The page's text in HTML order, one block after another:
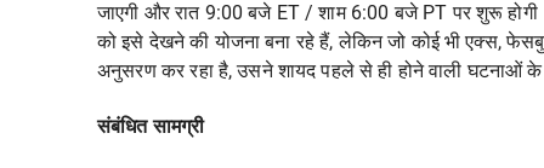
जाएगी औररात 9:00 बजे ET / शाम 6:00 बजे PT पर शुरू
को इसे देखने की योजना बना रहे हैं, लेकिन जो कोई भी एक्स,
अनुसरण कर रहा है, उसने शायद पहले से ही होने वाली घटनाओं के
संबंधित सामग्री